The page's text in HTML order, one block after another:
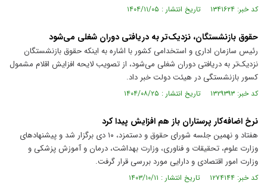
کد خبر: ۱۳۴۱۶۲۴ تاریخ انتشار : ۱۴۰۴/۱۱/۰۵
حقوق بازنشستگان، نزدیک‌تر به دریافتی دوران شغلی می‌شود
رئیس سازمان اداری و استخدامی کشور با اشاره به اینکه حقوق بازنشستگان
نزدیک‌تر به دریافتی دوران شغلی می‌شود، از تصویب لایحه افزایش اقلام مشمول
کسور بازنشستگی در هیئت دولت خبر داد.
کد خبر: ۱۳۲۹۳۹۳ تاریخ انتشار : ۱۴۰۴/۰۸/۲۵
نرخ اضافه‌کار پرستاران باز هم افزایش پیدا کرد
هفتاد و نهمین جلسه شورای حقوق و دستمزد، ۱۰ دی برگزار شد و پیشنهاد‌های
وزارت علوم، تحقیقات و فناوری، وزارت بهداشت، درمان و آموزش پزشکی و
وزارت امور اقتصادی و دارایی مورد بررسی قرار گرفت.
کد خبر: ۱۲۷۴۱۴۴ تاریخ انتشار : ۱۴۰۳/۱۰/۱۱